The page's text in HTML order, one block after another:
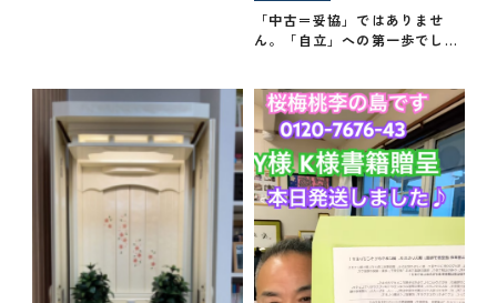
「中古＝妥協」ではありませ
ん。「自立」への第一歩でし